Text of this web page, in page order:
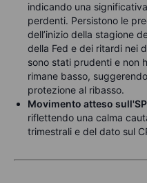
indicando una
perdenti. Persistono le
dell’inizio della stagione
della Fed e dei ritardi nei
sono stati prudenti e non
rimane basso,
protezione al ribasso.
Movimento atteso
riflettendo una calma
trimestrali e del dato sul